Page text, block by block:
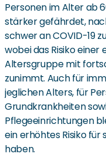
Personen im Alter ab
stärker gefährdet,
schwer an COVID-19
wobei das Risiko einer
Altersgruppe mit
zunimmt. Auch für
jeglichen Alters, für
Grundkrankheiten
Pflegeeinrichtungen
ein erhöhtes Risiko
haben.